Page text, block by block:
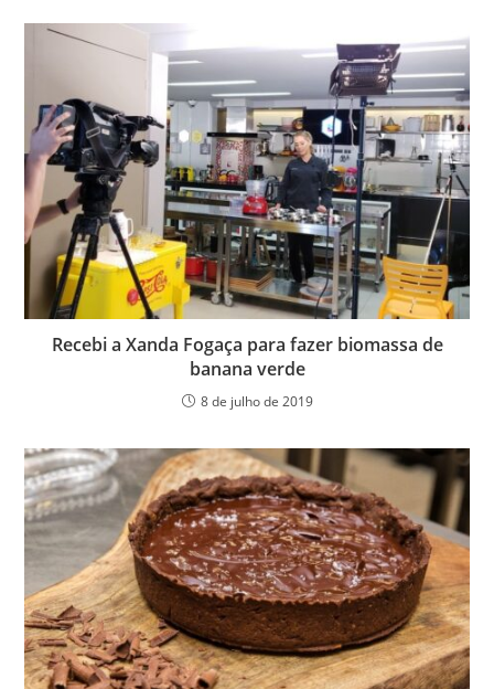
Recebi a Xanda Fogaça para fazer biomassa de
banana verde
8 de julho de 2019